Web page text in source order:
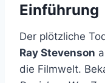
Einführung
Der plötzliche
Ray Stevenson
die Filmwelt.